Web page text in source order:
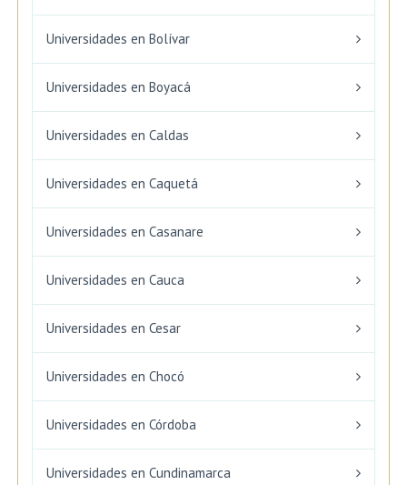
Universidades en Bolívar
Universidades en Boyacá
Universidades en Caldas
Universidades en Caquetá
Universidades en Casanare
Universidades en Cauca
Universidades en Cesar
Universidades en Chocó
Universidades en Córdoba
Universidades en Cundinamarca